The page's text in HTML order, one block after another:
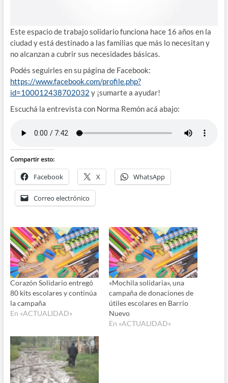
Este espacio de trabajo solidario funciona hace 16 años en la
ciudad y está destinado a las familias que más lo necesitan y
no alcanzan a cubrir sus necesidades básicas.
Podés seguirles en su página de Facebook:
https://www.facebook.com/profile.php?
id=100012438702032 y ¡sumarte a ayudar!
Escuchá la entrevista con Norma Remón acá abajo:
Compartir esto:
Facebook X WhatsApp
Correo electrónico
Corazón Solidario entregó
80 kits escolares y continúa
la campaña
En «ACTUALIDAD»
«Mochila solidaria», una
campaña de donaciones de
útiles escolares en Barrio
Nuevo
En «ACTUALIDAD»